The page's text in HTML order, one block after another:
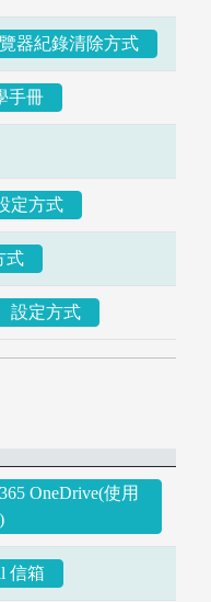
器紀錄清除方式
手冊
定方式
式
設定方式
OneDrive(使用
信箱